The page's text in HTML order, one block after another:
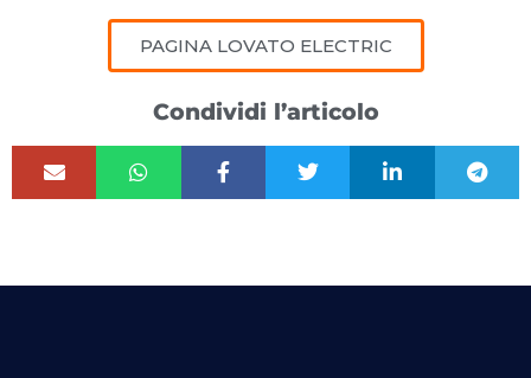
PAGINA LOVATO ELECTRIC
Condividi l’articolo